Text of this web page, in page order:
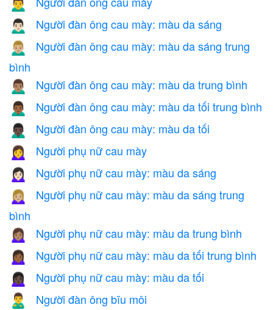
🙍‍♂️
🙍🏻‍♂️ Người đàn ông cau mày: màu da sáng
🙍🏼‍♂️
Người đàn ông cau mày: màu da sáng trung
bình
🙍🏽‍♂️ Người đàn ông cau mày: màu da trung bình
🙍🏾‍♂️ Người đàn ông cau mày: màu da tối trung bình
🙍🏿‍♂️ Người đàn ông cau mày: màu da tối
🙍‍♀️ Người phụ nữ cau mày
🙍🏻‍♀️ Người phụ nữ cau mày: màu da sáng
🙍🏼‍♀️
Người phụ nữ cau mày: màu da sáng trung
bình
🙍🏽‍♀️ Người phụ nữ cau mày: màu da trung bình
🙍🏾‍♀️ Người phụ nữ cau mày: màu da tối trung bình
🙍🏿‍♀️ Người phụ nữ cau mày: màu da tối
🙎‍♂️ Người đàn ông bĩu môi